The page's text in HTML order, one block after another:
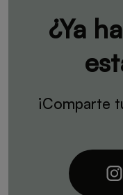
¿Ya
¡Comparte